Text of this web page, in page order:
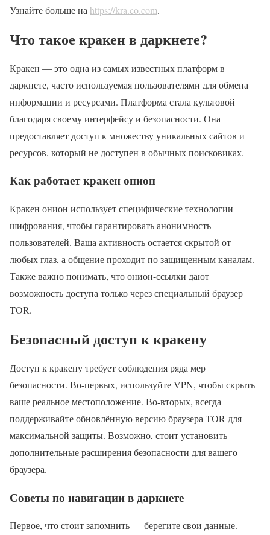
Узнайте больше на https://kra.co.com.
Что такое кракен в даркнете?
Кракен — это одна из самых известных платформ в
даркнете, часто используемая пользователями для обмена
информации и ресурсами. Платформа стала культовой
благодаря своему интерфейсу и безопасности. Она
предоставляет доступ к множеству уникальных сайтов и
ресурсов, который не доступен в обычных поисковиках.
Как работает кракен онион
Кракен онион использует специфические технологии
шифрования, чтобы гарантировать анонимность
пользователей. Ваша активность остается скрытой от
любых глаз, а общение проходит по защищенным каналам.
Также важно понимать, что онион-ссылки дают
возможность доступа только через специальный браузер
TOR.
Безопасный доступ к кракену
Доступ к кракену требует соблюдения ряда мер
безопасности. Во-первых, используйте VPN, чтобы скрыть
ваше реальное местоположение. Во-вторых, всегда
поддерживайте обновлённую версию браузера TOR для
максимальной защиты. Возможно, стоит установить
дополнительные расширения безопасности для вашего
браузера.
Советы по навигации в даркнете
Первое, что стоит запомнить — берегите свои данные.